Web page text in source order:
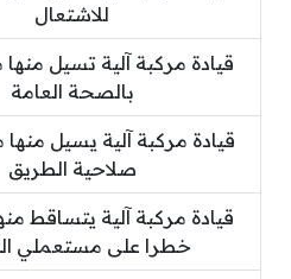
للاشتعال
قيادة مركبة آلية تسيل
بالصحة العامة
قيادة مركبة آلية يسيل منها
صلاحية الطريق
قيادة مركبة آلية يتساقط
خطرا على مستعملي